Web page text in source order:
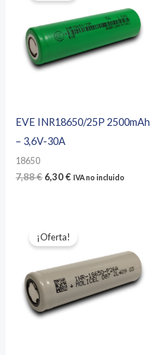
EVE INR18650/25P 2500mAh
– 3,6V-30A
18650
7,88€ El
6,30€ElIVA no incluido
¡Oferta!